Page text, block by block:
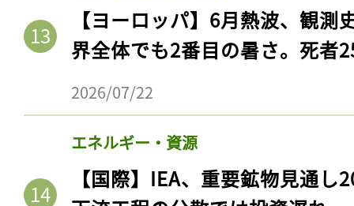
【ヨーロッパ】6月熱波、観
界全体でも2番目の暑さ。死者
2026/07/22
エネルギー・資源
【国際】IEA、重要鉱物見通